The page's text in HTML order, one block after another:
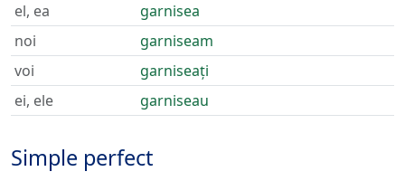
el, ea
garnisea
noi
garniseam
voi
garniseați
ei, ele
garniseau
Simple perfect